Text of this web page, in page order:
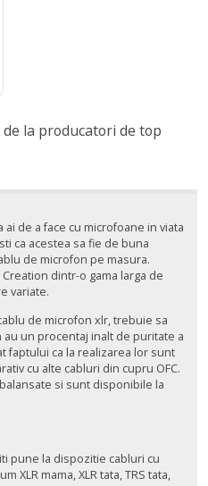
la producatori de top
ai de a face cu microfoane in viata
ca acestea sa fie de buna
de microfon pe masura.
dintr-o gama larga de
variate.
de microfon xlr, trebuie sa
au un procentaj inalt de puritate a
faptului ca la realizarea lor sunt
cu alte cabluri din cupru OFC.
si sunt disponibile la
pune la dispozitie cabluri cu
XLR mama, XLR tata, TRS tata,